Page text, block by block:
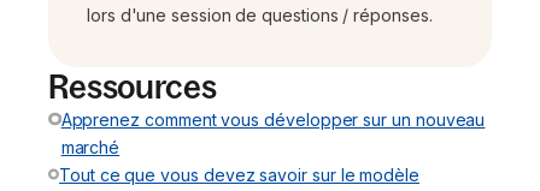
lors d'une session de questions / réponses.
Ressources
Apprenez comment vous développer sur un nouveau
marché
Tout ce que vous devez savoir sur le modèle